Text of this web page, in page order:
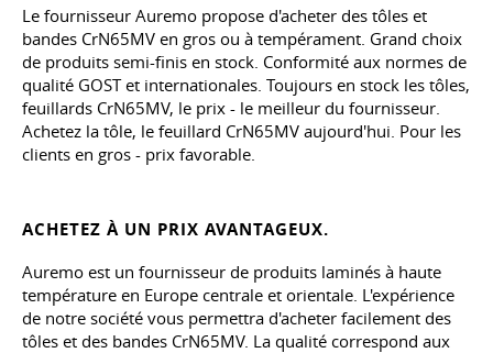
Le fournisseur Auremo propose d'acheter des tôles et
bandes CrN65MV en gros ou à tempérament. Grand choix
de produits semi-finis en stock. Conformité aux normes de
qualité GOST et internationales. Toujours en stock les tôles,
feuillards CrN65MV, le prix - le meilleur du fournisseur.
Achetez la tôle, le feuillard CrN65MV aujourd'hui. Pour les
clients en gros - prix favorable.
ACHETEZ À UN PRIX AVANTAGEUX.
Auremo est un fournisseur de produits laminés à haute
température en Europe centrale et orientale. L'expérience
de notre société vous permettra d'acheter facilement des
tôles et des bandes CrN65MV. La qualité correspond aux